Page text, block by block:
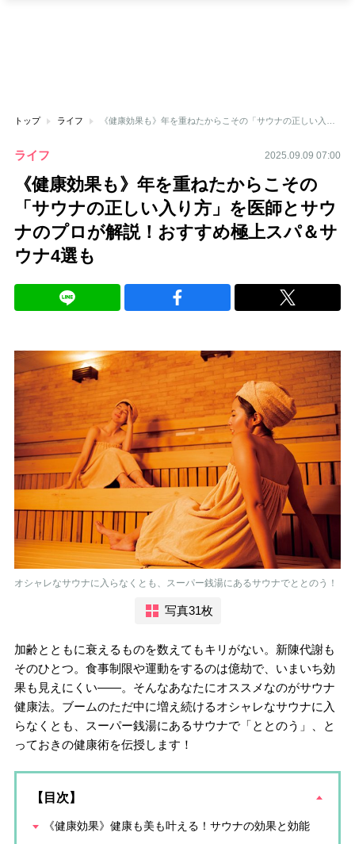
トップ ライフ
ライフ 2025.09.09 07:00
《健康効果も》年を重ねたからこその
「サウナの正しい入り方」を医師とサウ
ナのプロが解説！おすすめ極上スパ＆サ
ウナ4選も
オシャレなサウナに入らなくとも、スーパー銭湯にあるサウナでととのう！
写真31枚
加齢とともに衰えるものを数えてもキリがない。新陳代謝も
そのひとつ。食事制限や運動をするのは億劫で、いまいち効
果も見えにくい――。そんなあなたにオススメなのがサウナ
健康法。ブームのただ中に増え続けるオシャレなサウナに入
らなくとも、スーパー銭湯にあるサウナで「ととのう」、と
っておきの健康術を伝授します！
【目次】
《健康効果》健康も美も叶える！サウナの効果と効能